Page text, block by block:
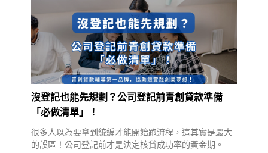
沒登記也能先規劃？公司登記前青創貸款準備
「必做清單」！
很多人以為要拿到統編才能開始跑流程，這其實是最大
的誤區！公司登記前才是決定核貸成功率的黃金期。